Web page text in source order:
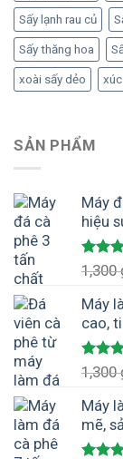
Sấy lạnh rau củ
Sấy thăng hoa
xoài sấy dẻo
SẢN PHẨM
Máy
hiệu
Được
hạng
5 sao
1,300
Máy
cao,
Được
hạng
5 sao
1,300
Máy
mẽ,